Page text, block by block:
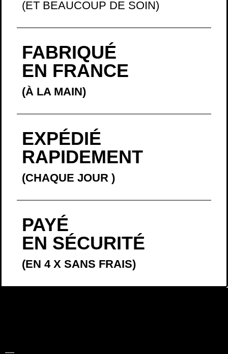
(ET BEAUCOUP DE SOIN)
FABRIQUÉ
EN FRANCE
(À LA MAIN)
EXPÉDIÉ
RAPIDEMENT
(CHAQUE JOUR )
PAYÉ
EN SÉCURITÉ
(EN 4 X SANS FRAIS)